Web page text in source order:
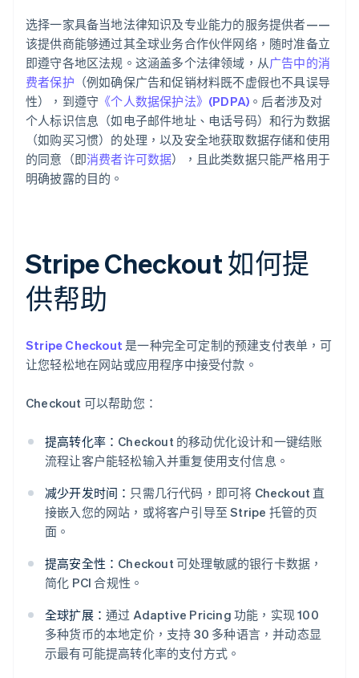
选择一家具备当地法律知识及专业能力的服务提供者——
该提供商能够通过其全球业务合作伙伴网络，随时准备立
即遵守各地区法规。这涵盖多个法律领域，从广告中的消
费者保护 （例如确保广告和促销材料既不虚假也不具误导
性），到遵守 《个人数据保护法》(PDPA) 。后者涉及对
个人标识信息（如电子邮件地址、电话号码）和行为数据
（如购买习惯）的处理，以及安全地获取数据存储和使用
的同意（即消费者许可数据），且此类数据只能严格用于
明确披露的目的。
Stripe Checkout 如何提
供帮助
Stripe Checkout 是一种完全可定制的预建支付表单，可
让您轻松地在网站或应用程序中接受付款。
Checkout 可以帮助您：
提高转化率： Checkout 的移动优化设计和一键结账
流程让客户能轻松输入并重复使用支付信息。
减少开发时间： 只需几行代码，即可将 Checkout 直
接嵌入您的网站，或将客户引导至 Stripe 托管的页
面。
提高安全性： Checkout 可处理敏感的银行卡数据，
简化 PCI 合规性。
全球扩展： 通过 Adaptive Pricing 功能，实现 100
多种货币的本地定价，支持 30 多种语言，并动态显
示最有可能提高转化率的支付方式。
阿联酋